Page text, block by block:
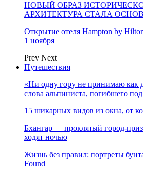
НОВЫЙ ОБРАЗ
АРХИТЕКТУРА СТАЛА
Открытие отеля Hampton by
1 ноября
Prev Next
Путешествия
«Ни одну гору не принимаю как
слова альпиниста, погибшего
15 шикарных видов из окна, от
Бхангар — проклятый город-
ходят ночью
Жизнь без правил: портреты
Found